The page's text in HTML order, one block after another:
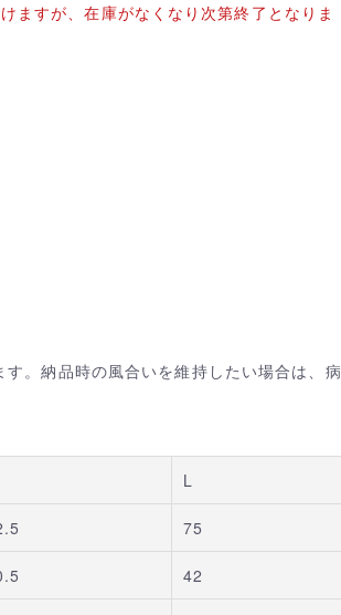
ますが、在庫がなくなり次第終了となりま
。納品時の風合いを維持したい場合は、病
L
75
42